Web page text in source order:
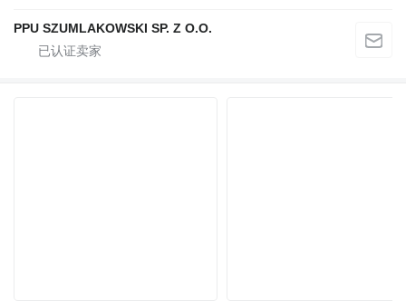
PPU SZUMLAKOWSKI SP. Z O.O.